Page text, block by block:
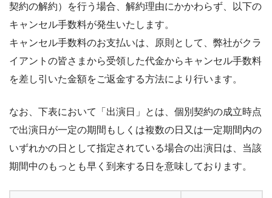
契約の解約）を行う場合、解約理由にかかわらず、以下の
キャンセル手数料が発生いたします。
キャンセル手数料のお支払いは、原則として、弊社がクラ
イアントの皆さまから受領した代金からキャンセル手数料
を差し引いた金額をご返金する方法により行います。
なお、下表において「出演日」とは、個別契約の成立時点
で出演日が一定の期間もしくは複数の日又は一定期間内の
いずれかの日として指定されている場合の出演日は、当該
期間中のもっとも早く到来する日を意味しております。